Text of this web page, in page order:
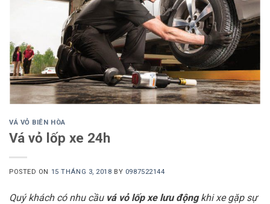
VÁ VỎ BIÊN HÒA
Vá vỏ lốp xe 24h
POSTED ON 15 THÁNG 3, 2018 BY 0987522144
Quý khách có nhu cầu vá vỏ lốp xe lưu độngkhi xe gặp sự